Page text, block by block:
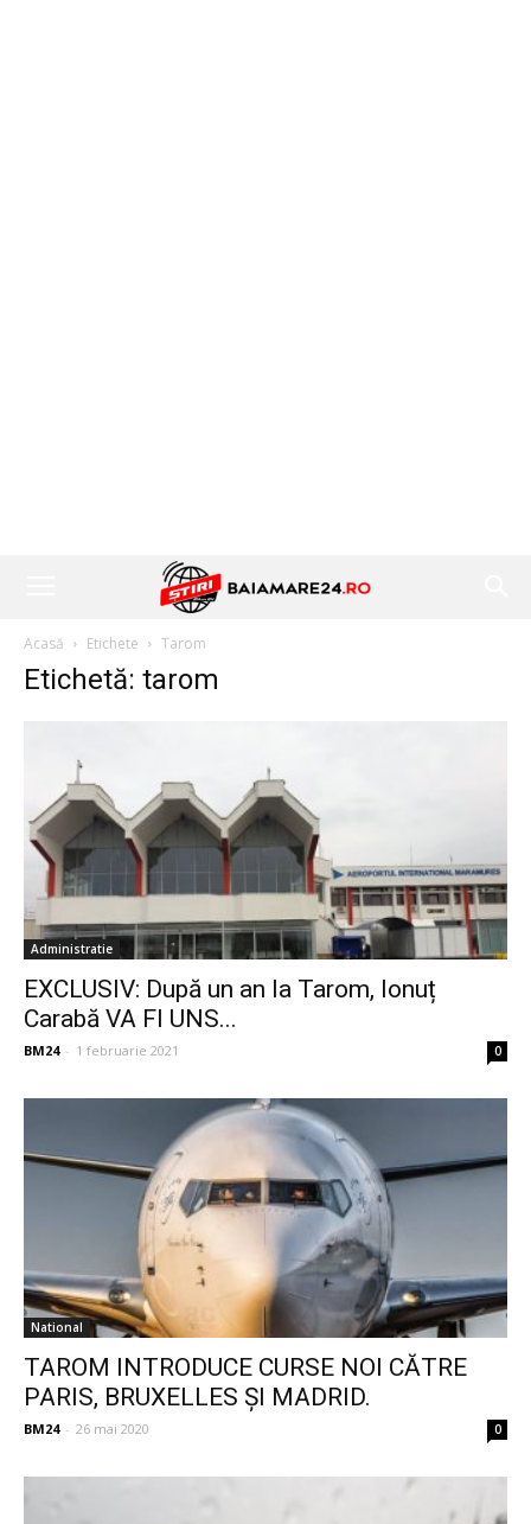
Acasă Etichete Tarom
Etichetă: tarom
Administratie
EXCLUSIV: După un an la Tarom, Ionuț
Carabă VA FI UNS...
BM24 - 1 februarie 2021 0
National
TAROM INTRODUCE CURSE NOI CĂTRE
PARIS, BRUXELLES ȘI MADRID.
BM24 - 26 mai 2020 0